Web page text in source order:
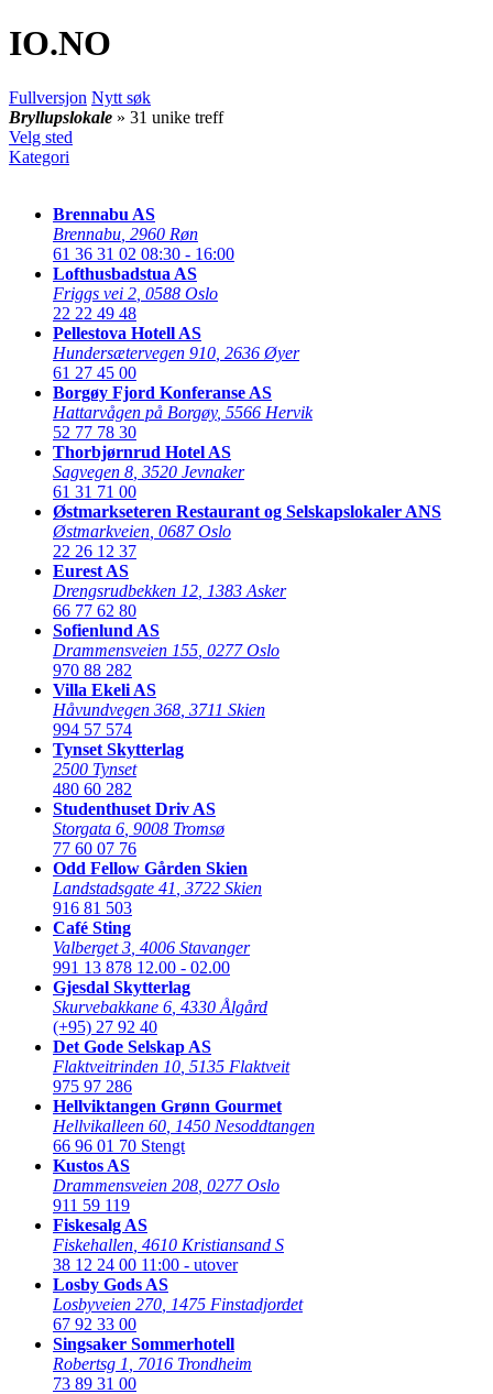
IO.NO
Fullversjon Nytt søk
Bryllupslokale » 31 unike treff
Velg sted
Kategori
Brennabu AS
Brennabu 2960 Røn
61 36 31 02 08:30 - 16:00
Lofthusbadstua AS
Friggs vei 2 0588 Oslo
22 22 49 48
Pellestova Hotell AS
Hundersætervegen 910 2636 Øyer
61 27 45 00
Borgøy Fjord Konferanse AS
Hattarvågen på Borgøy, 5566 Hervik
52 77 78 30
Thorbjørnrud Hotel AS
Sagvegen 8 3520 Jevnaker
61 31 71 00
Østmarkseteren Restaurant og Selskapslokaler ANS
Østmarkveien 0687 Oslo
22 26 12 37
Eurest AS
Drengsrudbekken 12 1383 Asker
66 77 62 80
Sofienlund AS
Drammensveien 155 0277 Oslo
970 88 282
Villa Ekeli AS
Håvundvegen 368 3711 Skien
994 57 574
Tynset Skytterlag
2500 Tynset
480 60 282
Studenthuset Driv AS
Storgata 6 9008 Tromsø
77 60 07 76
Odd Fellow Gården Skien
Landstadsgate 41 3722 Skien
916 81 503
Café Sting
Valberget 3 4006 Stavanger
991 13 878 12.00 - 02.00
Gjesdal Skytterlag
Skurvebakkane 6 4330 Ålgård
(+95) 27 92 40
Det Gode Selskap AS
Flaktveitrinden 10 5135 Flaktveit
975 97 286
Hellviktangen Grønn Gourmet
Hellvikalleen 60 1450 Nesoddtangen
66 96 01 70 Stengt
Kustos AS
Drammensveien 208 0277 Oslo
911 59 119
Fiskesalg AS
Fiskehallen 4610 Kristiansand S
38 12 24 00 11:00 - utover
Losby Gods AS
Losbyveien 270 1475 Finstadjordet
67 92 33 00
Singsaker Sommerhotell
Robertsg 1
7016 Trondheim
73 89 31 00